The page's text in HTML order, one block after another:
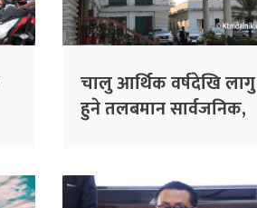
चालु आर्थिक वर्षदेखि लागु
हुने तलबमान सार्वजनिक,